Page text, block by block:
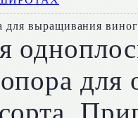
выращивания